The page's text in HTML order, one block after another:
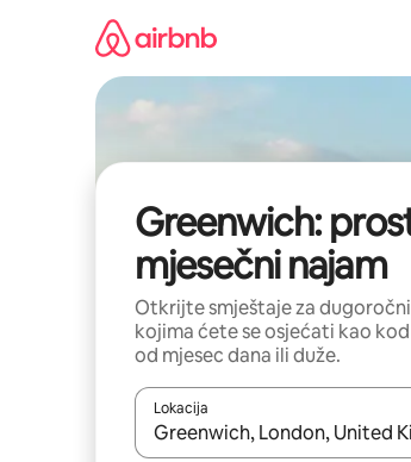
Greenwich:
mjesečni najam
Otkrijte smještaje za
kojima ćete se osjećati kao
od mjesec dana ili duže.
Lokacija
Kad su rezultati dostupni,